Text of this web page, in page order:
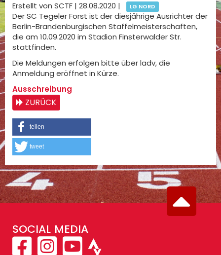
Erstellt von SCTF | 28.08.2020 | LG NORD
Der SC Tegeler Forst ist der diesjährige Ausrichter der
Berlin-Brandenburgischen Staffelmeisterschaften,
die am 10.09.2020 im Stadion Finsterwalder Str.
stattfinden.
Die Meldungen erfolgen bitte über ladv, die
Anmeldung eröffnet in Kürze.
Ausschreibung
ZURÜCK
teilen
tweet
SOCIAL MEDIA